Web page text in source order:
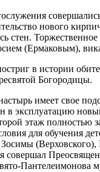
нового
стен.
(Ермаковым),
в истории
Богородицы.
имеет свое
в эксплуатацию
этаж полностью
для обучения
(Верховского),
совершал
Пантелеимонова